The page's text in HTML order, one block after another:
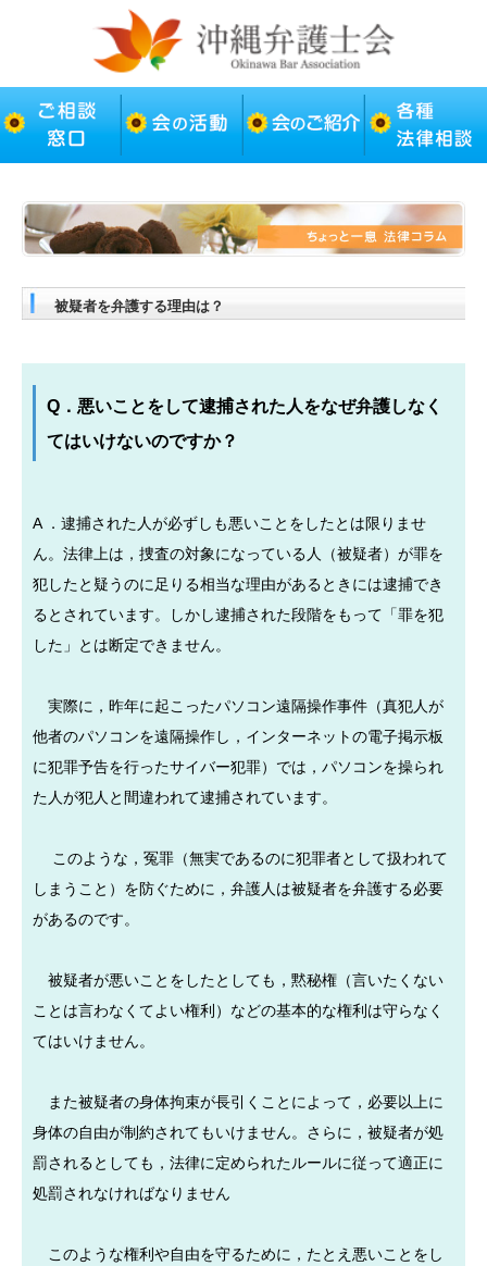
被疑者を弁護する理由は？
Q．悪いことをして逮捕された人をなぜ弁護しなく
てはいけないのですか？
A ．逮捕された人が必ずしも悪いことをしたとは限りませ
ん。法律上は，捜査の対象になっている人（被疑者）が罪を
犯したと疑うのに足りる相当な理由があるときには逮捕でき
るとされています。しかし逮捕された段階をもって「罪を犯
した」とは断定できません。
実際に，昨年に起こったパソコン遠隔操作事件（真犯人が
他者のパソコンを遠隔操作し，インターネットの電子掲示板
に犯罪予告を行ったサイバー犯罪）では，パソコンを操られ
た人が犯人と間違われて逮捕されています。
このような，冤罪（無実であるのに犯罪者として扱われて
しまうこと）を防ぐために，弁護人は被疑者を弁護する必要
があるのです。
被疑者が悪いことをしたとしても，黙秘権（言いたくない
ことは言わなくてよい権利）などの基本的な権利は守らなく
てはいけません。
また被疑者の身体拘束が長引くことによって，必要以上に
身体の自由が制約されてもいけません。さらに，被疑者が処
罰されるとしても，法律に定められたルールに従って適正に
処罰されなければなりません
このような権利や自由を守るために，たとえ悪いことをし